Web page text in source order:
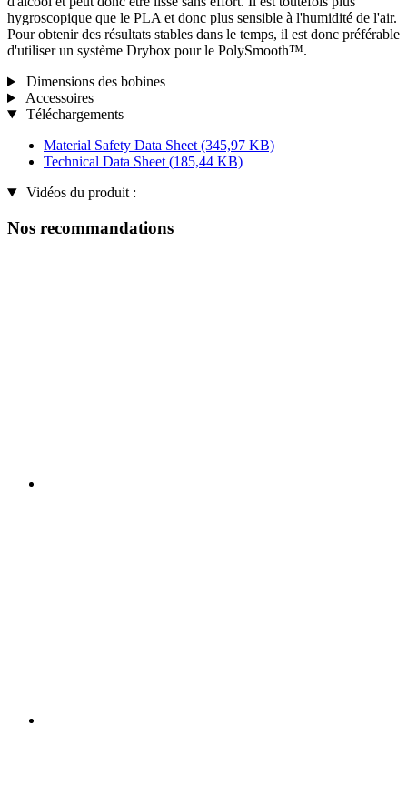
hygroscopique que le PLA et donc plus sensible à l'humidité de l'air.
Pour obtenir des résultats stables dans le temps, il est donc préférable
d'utiliser un système Drybox pour le PolySmooth™.
Dimensions des bobines
Accessoires
Téléchargements
Material Safety Data Sheet (345,97 KB)
Technical Data Sheet (185,44 KB)
Vidéos du produit :
Nos recommandations